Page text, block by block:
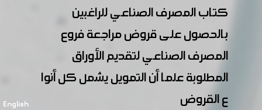
English
كتاب المصرف الصناعي للراغبين
بالحصول على قروض مراجعة فروع
المصرف الصناعي لتقديم الأوراق
المطلوبة علما أن التمويل يشمل كل أنوا
ع القروض